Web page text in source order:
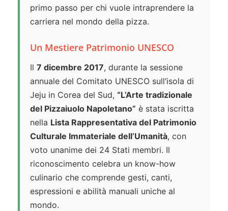
primo passo per chi vuole intraprendere la
carriera nel mondo della pizza.
Un Mestiere Patrimonio UNESCO
Il 7 dicembre 2017, durante la sessione
annuale del Comitato UNESCO sull’isola di
Jeju in Corea del Sud, “L’Arte tradizionale
del Pizzaiuolo Napoletano” è stata iscritta
nella Lista Rappresentativa del Patrimonio
Culturale Immateriale dell’Umanità, con
voto unanime dei 24 Stati membri. Il
riconoscimento celebra un know-how
culinario che comprende gesti, canti,
espressioni e abilità manuali uniche al
mondo.